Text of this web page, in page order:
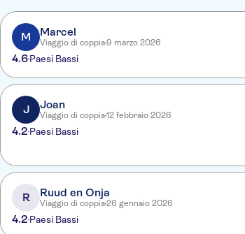
M Marcel
Viaggio di coppia9 marzo 2026
4.6Paesi Bassi
J Joan
Viaggio di coppia12 febbraio 2026
4.2 Paesi Bassi
R Ruud en Onja
Viaggio di coppia26 gennaio 2026
4.2 Paesi Bassi